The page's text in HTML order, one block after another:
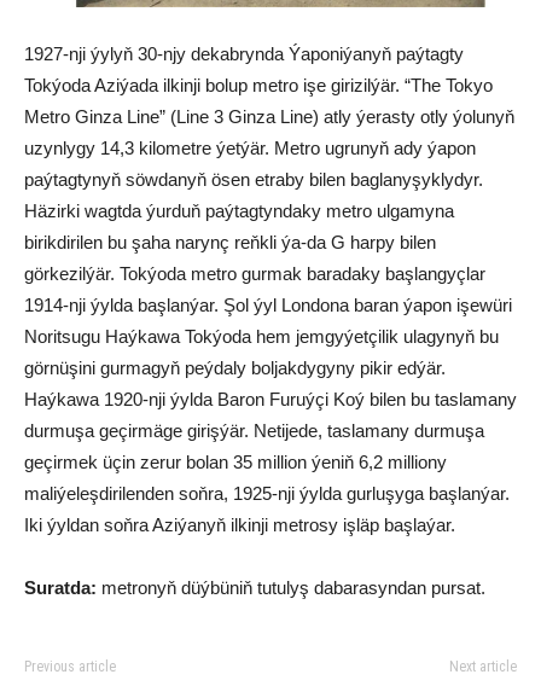
1927-nji ýylyň 30-njy dekabrynda Ýaponiýanyň paýtagty
Tokýoda Aziýada ilkinji bolup metro işe girizilýär. “The Tokyo
Metro Ginza Line” (Line 3 Ginza Line) atly ýerasty otly ýolunyň
uzynlygy 14,3 kilometre ýetýär. Metro ugrunyň ady ýapon
paýtagtynyň söwdanyň ösen etraby bilen baglanyşyklydyr.
Häzirki wagtda ýurduň paýtagtyndaky metro ulgamyna
birikdirilen bu şaha narynç reňkli ýa-da G harpy bilen
görkezilýär. Tokýoda metro gurmak baradaky başlangyçlar
1914-nji ýylda başlanýar. Şol ýyl Londona baran ýapon işewüri
Noritsugu Haýkawa Tokýoda hem jemgyýetçilik ulagynyň bu
görnüşini gurmagyň peýdaly boljakdygyny pikir edýär.
Haýkawa 1920-nji ýylda Baron Furuýçi Koý bilen bu taslamany
durmuşa geçirmäge girişýär. Netijede, taslamany durmuşa
geçirmek üçin zerur bolan 35 million ýeniň 6,2 milliony
maliýeleşdirilenden soňra, 1925-nji ýylda gurluşyga başlanýar.
Iki ýyldan soňra Aziýanyň ilkinji metrosy işläp başlaýar.
Suratda: metronyň düýbüniň tutulyş dabarasyndan pursat.
Previous article Next article